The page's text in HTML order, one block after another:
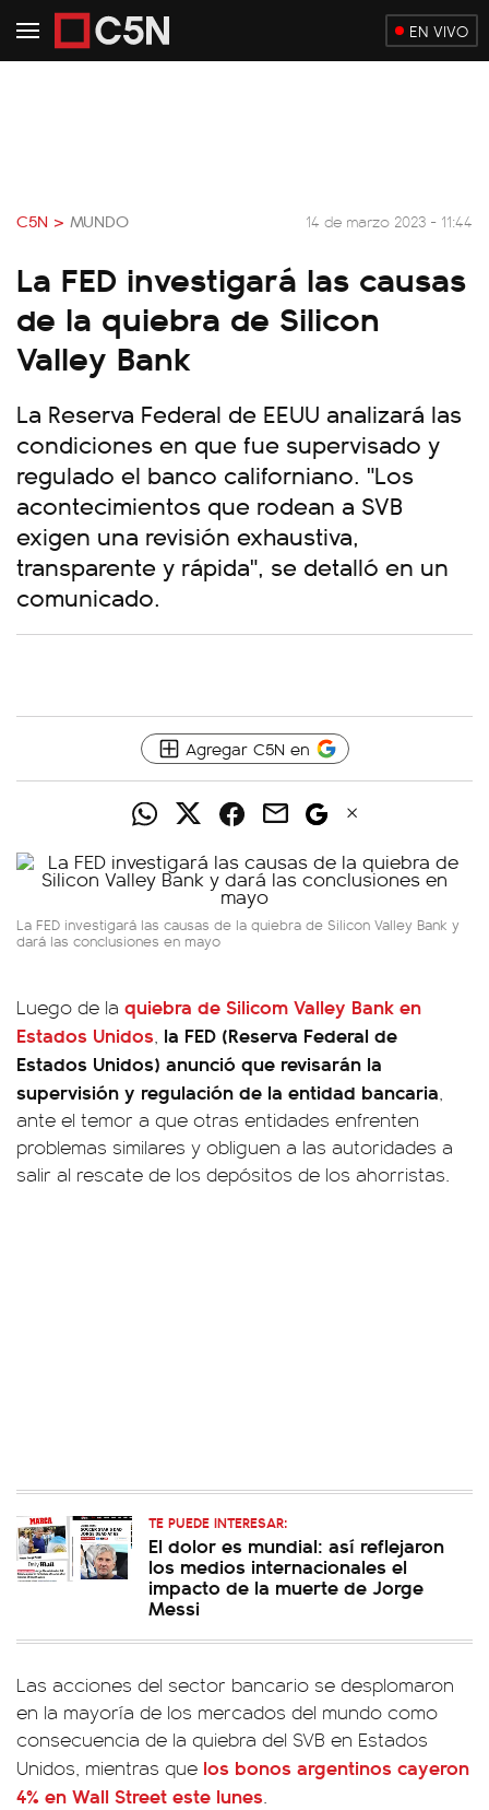
EN VIVO
C5N > MUNDO 14 de marzo 2023 - 11:44
La FED investigará las causas
de la quiebra de Silicon
Valley Bank
La Reserva Federal de EEUU analizará las
condiciones en que fue supervisado y
regulado el banco californiano. "Los
acontecimientos que rodean a SVB
exigen una revisión exhaustiva,
transparente y rápida", se detalló en un
comunicado.
Agregar C5N en
La FED investigará las causas de la quiebra de Silicon Valley Bank y
dará las conclusiones en mayo
Luego de la quiebra de Silicom Valley Bank en
Estados Unidos, la FED (Reserva Federal de
Estados Unidos) anunció que revisarán la
supervisión y regulación de la entidad bancaria,
ante el temor a que otras entidades enfrenten
problemas similares y obliguen a las autoridades a
salir al rescate de los depósitos de los ahorristas.
TE PUEDE INTERESAR:
El dolor es mundial: así reflejaron
los medios internacionales el
impacto de la muerte de Jorge
Messi
Las acciones del sector bancario se desplomaron
en la mayoría de los mercados del mundo como
consecuencia de la quiebra del SVB en Estados
Unidos, mientras que los bonos argentinos cayeron
4% en Wall Street este lunes.